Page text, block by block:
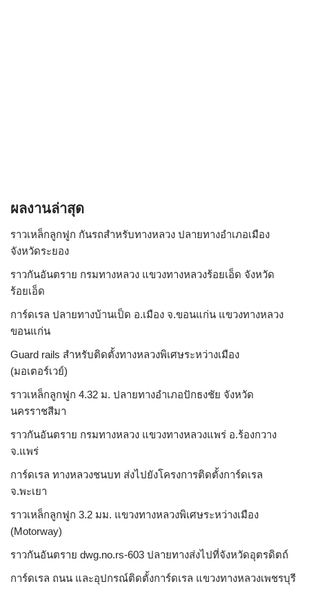
ผลงานล่าสุด
ราวเหล็กลูกฟูก กันรถสําหรับทางหลวง ปลายทางอำเภอเมือง
จังหวัดระยอง
ราวกันอันตราย กรมทางหลวง แขวงทางหลวงร้อยเอ็ด จังหวัด
ร้อยเอ็ด
การ์ดเรล ปลายทางบ้านเป็ด อ.เมือง จ.ขอนแก่น แขวงทางหลวง
ขอนแก่น
Guard rails สำหรับติดตั้งทางหลวงพิเศษระหว่างเมือง
(มอเตอร์เวย์)
ราวเหล็กลูกฟูก 4.32 ม. ปลายทางอำเภอปักธงชัย จังหวัด
นครราชสีมา
ราวกันอันตราย กรมทางหลวง แขวงทางหลวงแพร่ อ.ร้องกวาง
จ.แพร่
การ์ดเรล ทางหลวงชนบท ส่งไปยังโครงการติดตั้งการ์ดเรล
จ.พะเยา
ราวเหล็กลูกฟูก 3.2 มม. แขวงทางหลวงพิเศษระหว่างเมือง
(Motorway)
ราวกันอันตราย dwg.no.rs-603 ปลายทางส่งไปที่จังหวัดอุตรดิตถ์
การ์ดเรล ถนน และอุปกรณ์ติดตั้งการ์ดเรล แขวงทางหลวงเพชรบุรี